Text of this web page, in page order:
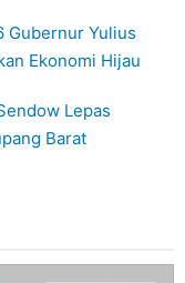
Gubernur Yulius
Ekonomi Hijau
Lepas
Barat